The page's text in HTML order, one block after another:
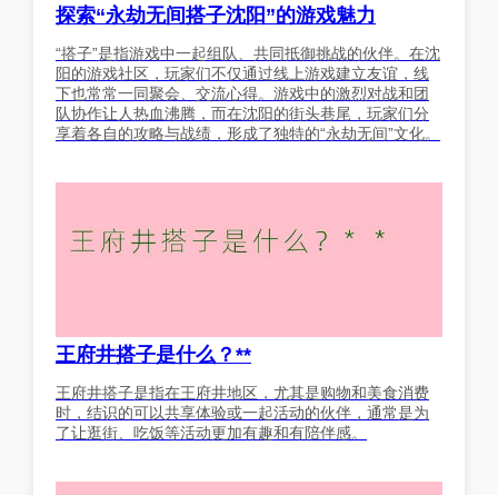
探索“永劫无间搭子沈阳”的游戏魅力
“搭子”是指游戏中一起组队、共同抵御挑战的伙伴。在沈
阳的游戏社区，玩家们不仅通过线上游戏建立友谊，线
下也常常一同聚会、交流心得。游戏中的激烈对战和团
队协作让人热血沸腾，而在沈阳的街头巷尾，玩家们分
享着各自的攻略与战绩，形成了独特的“永劫无间”文化。
王府井搭子是什么？**
王府井搭子是指在王府井地区，尤其是购物和美食消费
时，结识的可以共享体验或一起活动的伙伴，通常是为
了让逛街、吃饭等活动更加有趣和有陪伴感。